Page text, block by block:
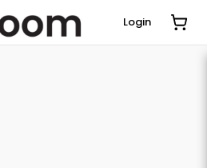
Login